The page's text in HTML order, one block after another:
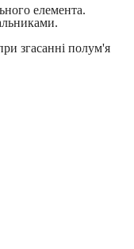
елемента.
згасанні полум'я